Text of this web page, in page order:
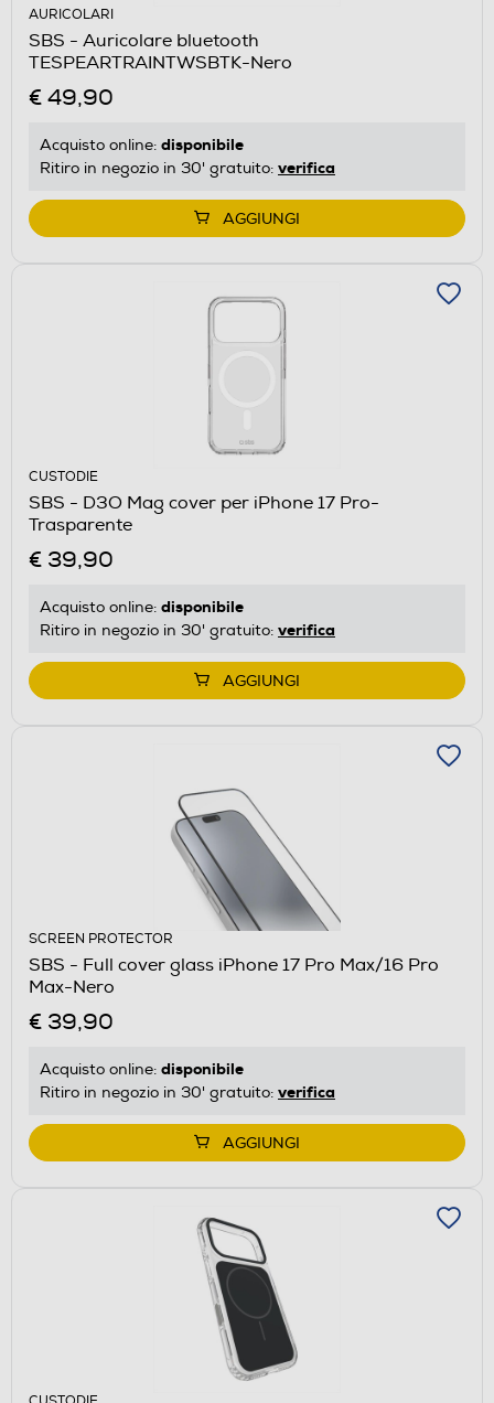
AURICOLARI
SBS - Auricolare bluetooth
TESPEARTRAINTWSBTK-Nero
€ 49,90
Acquisto online: disponibile
Ritiro in negozio in 30' gratuito: verifica
AGGIUNGI
CUSTODIE
SBS - D3O Mag cover per iPhone 17 Pro-
Trasparente
€ 39,90
Acquisto online: disponibile
Ritiro in negozio in 30' gratuito: verifica
AGGIUNGI
SCREEN PROTECTOR
SBS - Full cover glass iPhone 17 Pro Max/16 Pro
Max-Nero
€ 39,90
Acquisto online: disponibile
Ritiro in negozio in 30' gratuito: verifica
AGGIUNGI